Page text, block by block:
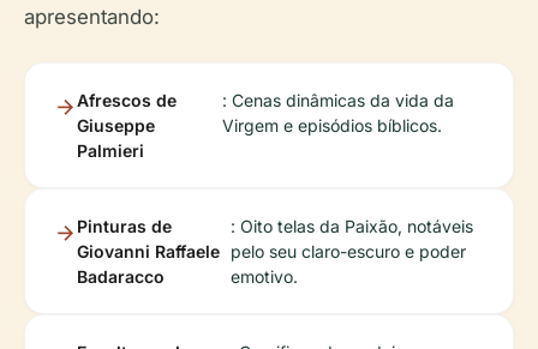
apresentando:
Afrescos de
Giuseppe
Palmieri
: Cenas dinâmicas da vida da
Virgem e episódios bíblicos.
Pinturas de
Giovanni Raffaele
Badaracco
: Oito telas da Paixão, notáveis
pelo seu claro-escuro e poder
emotivo.